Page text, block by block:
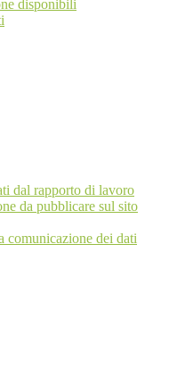
disponibili
dal rapporto di lavoro
da pubblicare sul sito
comunicazione dei dati